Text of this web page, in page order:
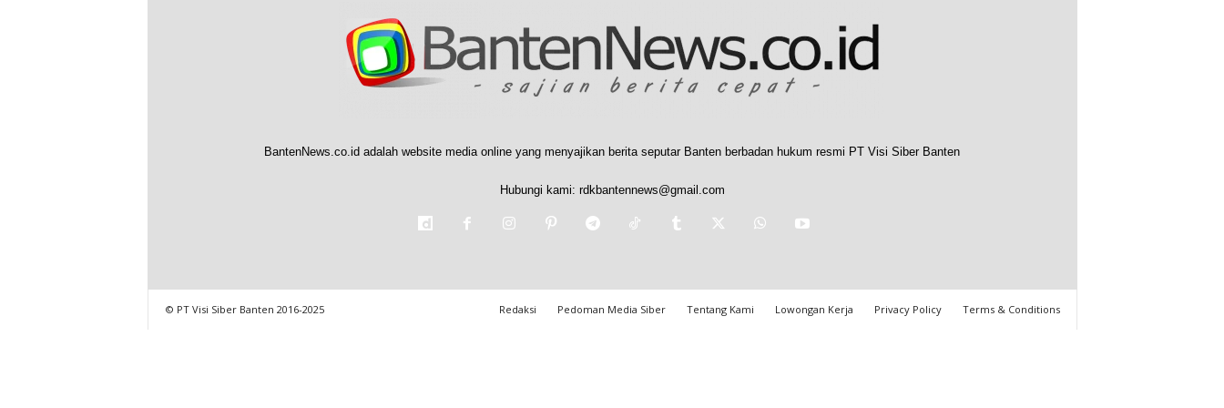
BantenNews.co.id adalah website media online yang menyajikan berita seputar Banten berbadan hukum resmi PT Visi Siber Banten
Hubungi kami: rdkbantennews@gmail.com
Redaksi Pedoman Media Siber Tentang Kami Lowongan Kerja Privacy Policy Terms & Conditions
© PT Visi Siber Banten 2016-2025